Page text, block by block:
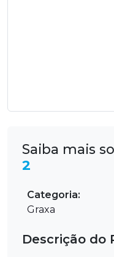
Saiba mais
2
Categoria:
Graxa
Descrição do